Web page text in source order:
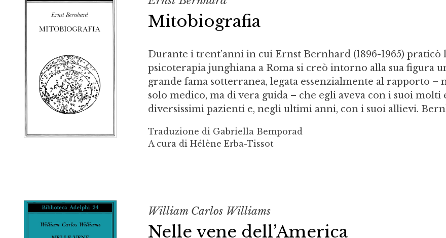
Mitobiografia
Durante i trent’anni in cui Ernst Bernhard (1896-1965) praticò
psicoterapia junghiana a Roma si creò intorno alla sua figura
grande fama sotterranea, legata essenzialmente al rapporto –
solo medico, ma di vera guida – che egli aveva con i suoi molti
diversissimi pazienti e, negli ultimi anni, con i suoi allievi.
Traduzione di Gabriella Bemporad
A cura di Hélène Erba-Tissot
William Carlos Williams
Nelle vene dell’America